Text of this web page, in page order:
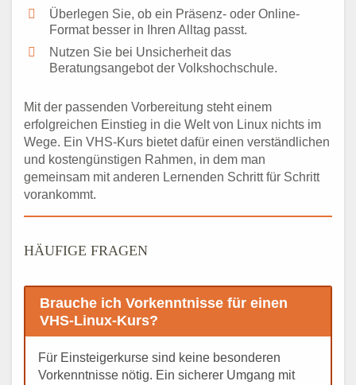
Überlegen Sie, ob ein Präsenz- oder Online-
Format besser in Ihren Alltag passt.
Nutzen Sie bei Unsicherheit das
Beratungsangebot der Volkshochschule.
Mit der passenden Vorbereitung steht einem
erfolgreichen Einstieg in die Welt von Linux nichts im
Wege. Ein VHS-Kurs bietet dafür einen verständlichen
und kostengünstigen Rahmen, in dem man
gemeinsam mit anderen Lernenden Schritt für Schritt
vorankommt.
HÄUFIGE FRAGEN
Brauche ich Vorkenntnisse für einen
VHS-Linux-Kurs?
Für Einsteigerkurse sind keine besonderen
Vorkenntnisse nötig. Ein sicherer Umgang mit